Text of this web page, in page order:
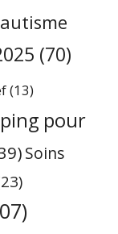
(70)
(13)
pour
Soins